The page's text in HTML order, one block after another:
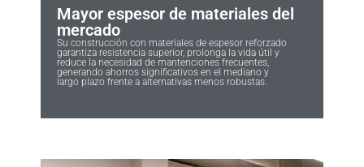
Mayor espesor de materiales del
mercado
Su construcción con materiales de espesor reforzado
garantiza resistencia superior, prolonga la vida útil y
reduce la necesidad de mantenciones frecuentes,
generando ahorros significativos en el mediano y
largo plazo frente a alternativas menos robustas.